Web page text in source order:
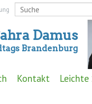
Damus
Brandenburg
Kontakt Leichte